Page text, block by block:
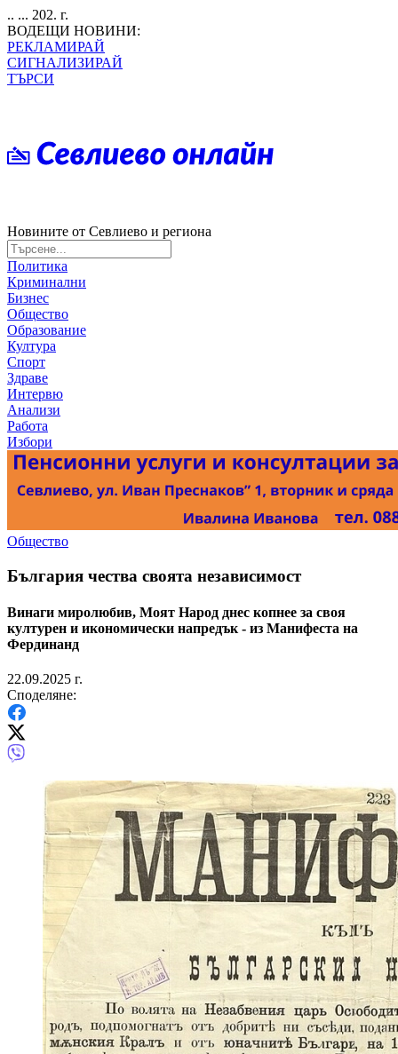
.. ... 202. г.
ВОДЕЩИ НОВИНИ:
РЕКЛАМИРАЙ
СИГНАЛИЗИРАЙ
ТЪРСИ
Новините от Севлиево и региона
Политика
Криминални
Бизнес
Общество
Образование
Култура
Спорт
Здраве
Интервю
Анализи
Работа
Избори
Общество
България чества своята независимост
Винаги миролюбив, Моят Народ днес копнее за своя
културен и икономически напредък - из Манифеста на
Фердинанд
22.09.2025 г.
Споделяне: